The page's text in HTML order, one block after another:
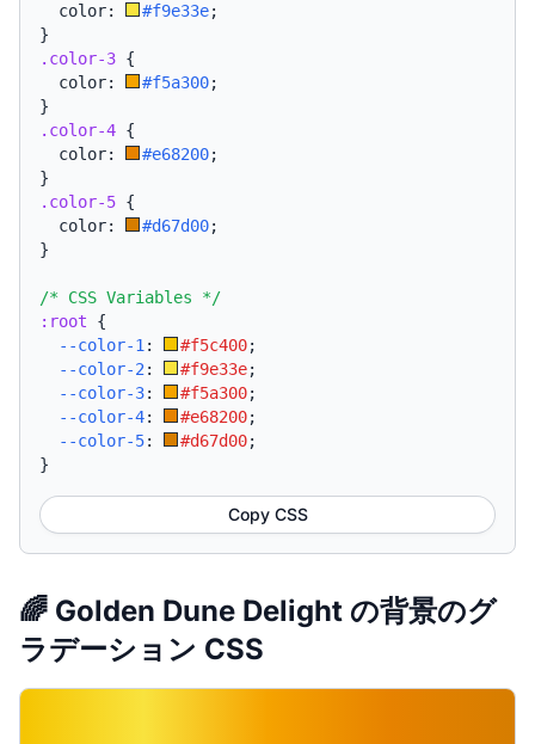
  color:
#f9e33e;
}
.color-3 {
  color:
#f5a300;
}
.color-4 {
  color:
#e68200;
}
.color-5 {
  color:
#d67d00;
}
/* CSS Variables */
:root {
--color-1 : #f5c400;
--color-2 : #f9e33e;
--color-3: #f5a300;
--color-4: #e68200;
--color-5: #d67d00;
}
Copy CSS
🌈 Golden Dune Delight の背景のグ
ラデーション CSS